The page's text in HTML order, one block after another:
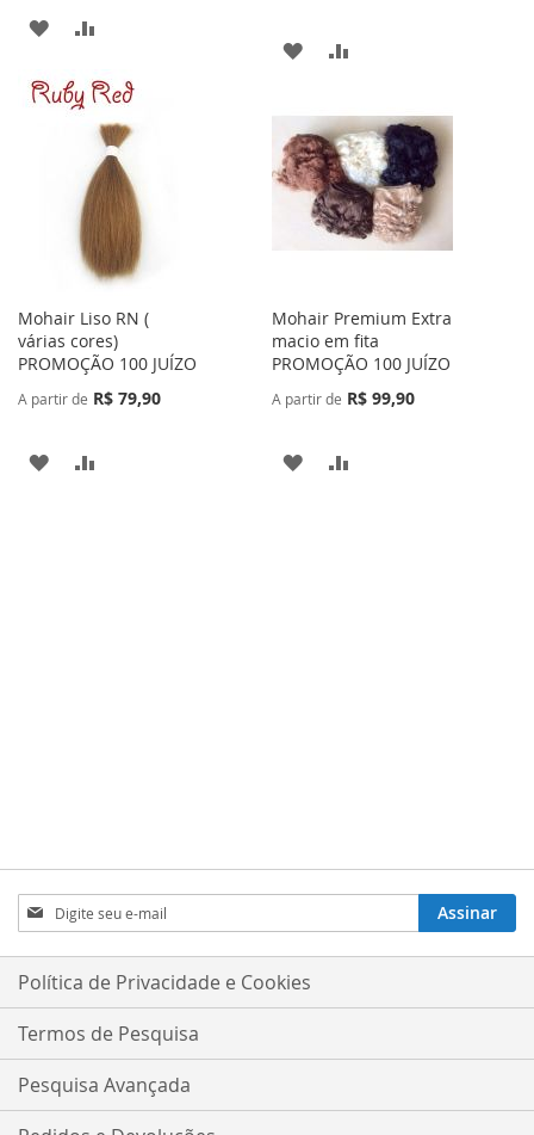
ADICIONAR
LISTA
DESEJOS
COMPARAR
ADICIONAR
LISTA
DE
DESEJOS
COMPARAR
Mohair Liso RN (
várias cores)
PROMOÇÃO 100 JUÍZO
A partir de R$ 79,90
ADICIONAR
Mohair Premium Extra
macio em fita
PROMOÇÃO 100 JUÍZO
A partir de R$ 99,90
ADICIONAR
Inscreva-
se
na
nossa
Assinar
Política de Privacidade e Cookies
Termos de Pesquisa
Pesquisa Avançada